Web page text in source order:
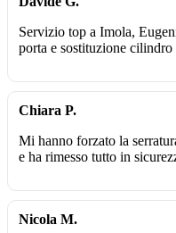
Servizio top a Imola,
porta e sostituzione cilindro
Chiara P.
Mi hanno forzato la
e ha rimesso tutto in
Nicola M.